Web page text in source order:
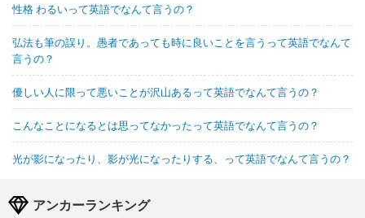
性格 わるいって英語でなんて言うの？
弘法も筆の誤り。愚者であっても時に良いことを言うって英語でなんて
言うの？
優しい人に限って悪いことが沢山あるって英語でなんて言うの？
こんなことになるとは思ってなかったって英語でなんて言うの？
光が影になったり、影が光になったりする、って英語でなんて言うの？
アンカーランキング